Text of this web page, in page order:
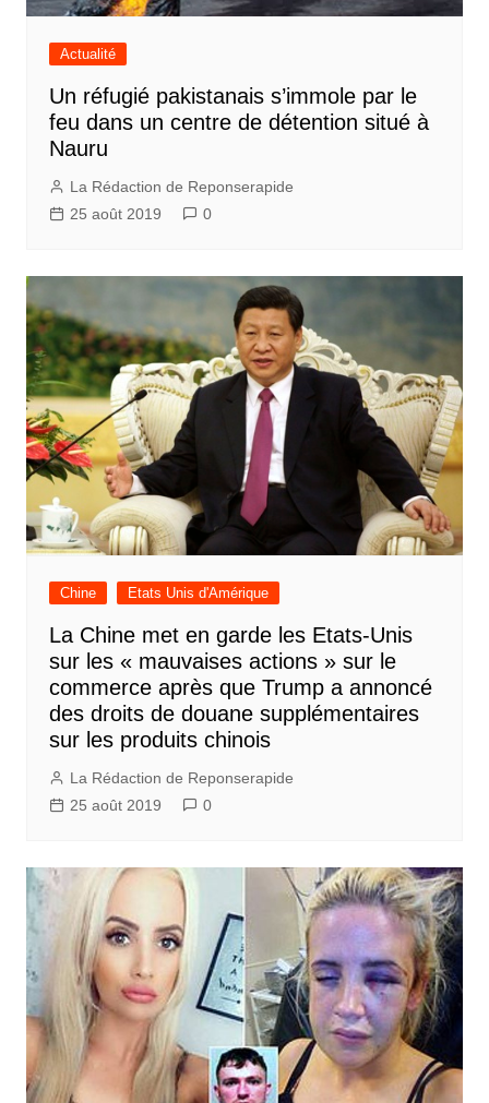
Actualité
Un réfugié pakistanais s’immole par le
feu dans un centre de détention situé à
Nauru
La Rédaction de Reponserapide
25 août 2019
0
Chine Etats Unis d'Amérique
La Chine met en garde les Etats-Unis
sur les « mauvaises actions » sur le
commerce après que Trump a annoncé
des droits de douane supplémentaires
sur les produits chinois
La Rédaction de Reponserapide
25 août 2019
0